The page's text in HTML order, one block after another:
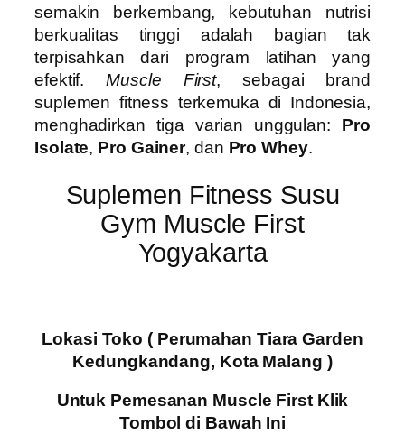
semakin berkembang, kebutuhan nutrisi
berkualitas tinggi adalah bagian tak
terpisahkan dari program latihan yang
efektif.Muscle First, sebagai brand
suplemen fitness terkemuka di Indonesia,
menghadirkan tiga varian unggulan: Pro
Isolate, Pro Gainer, dan Pro Whey.
Suplemen Fitness Susu
Gym Muscle First
Yogyakarta
Lokasi Toko ( Perumahan Tiara Garden
Kedungkandang, Kota Malang )
Untuk Pemesanan Muscle First Klik
Tombol di Bawah Ini